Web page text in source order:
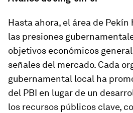
Hasta ahora, el área de
las presiones
objetivos económicos
señales del mercado. Cada
gubernamental local ha
del PBI en lugar de un
los recursos públicos clave,